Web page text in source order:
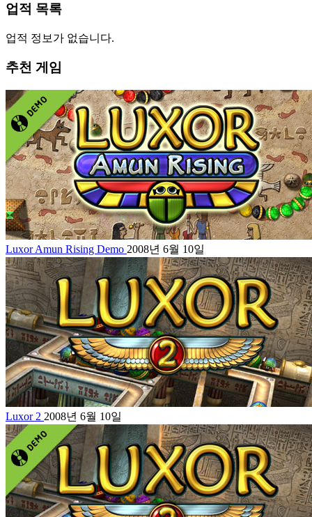
업적 목록
업적 정보가 없습니다.
추천 게임
Luxor Amun Rising Demo 2008년 6월 10일
Luxor 2 2008년 6월 10일